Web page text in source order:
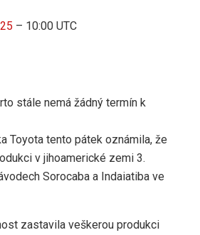
– 10:00 UTC
stále nemá žádný termín k
Toyota tento pátek oznámila, že
v jihoamerické zemi 3.
Sorocaba a Indaiatiba ve
zastavila veškerou produkci